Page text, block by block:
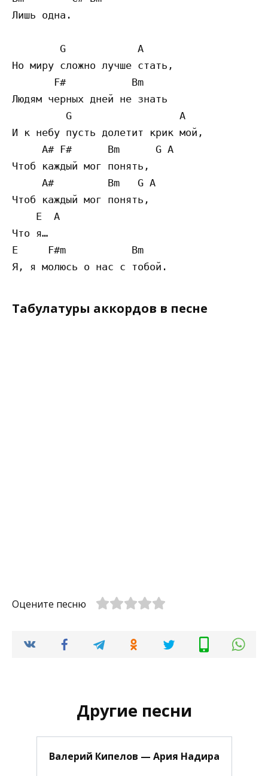
Лишь одна.
        G            A
Но миру сложно лучше стать,
       F#           Bm
Людям черных дней не знать
         G                  A
И к небу пусть долетит крик мой,
     A# F#      Bm      G A
Чтоб каждый мог понять,
     A#         Bm   G A
Чтоб каждый мог понять,
    E  A
Что я…
E     F#m           Bm
Табулатуры аккордов в песне
Оцените песню
Другие песни
Валерий Кипелов — Ария Надира